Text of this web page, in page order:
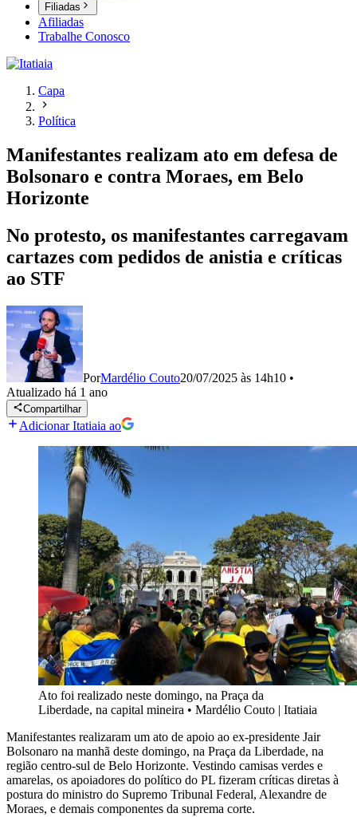
Filiadas
Afiliadas
Trabalhe Conosco
Capa
Política
Manifestantes realizam ato em defesa de
Bolsonaro e contra Moraes, em Belo
Horizonte
No protesto, os manifestantes carregavam
cartazes com pedidos de anistia e críticas
ao STF
PorMardélio Couto20/07/2025 às 14h10 •
Atualizado há 1 ano
Compartilhar
Adicionar Itatiaia ao
Ato foi realizado neste domingo, na Praça da
Liberdade, na capital mineira • Mardélio Couto | Itatiaia
Manifestantes realizaram um ato de apoio ao ex-presidente Jair
Bolsonaro na manhã deste domingo, na Praça da Liberdade, na
região centro-sul de Belo Horizonte. Vestindo camisas verdes e
amarelas, os apoiadores do político do PL fizeram críticas diretas à
postura do ministro do Supremo Tribunal Federal, Alexandre de
Moraes, e demais componentes da suprema corte.